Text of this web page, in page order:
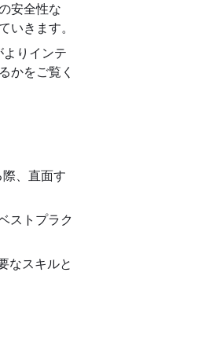
安全性な
いきます。
りインテ
かをご覧く
、直面す
ストプラク
なスキルと